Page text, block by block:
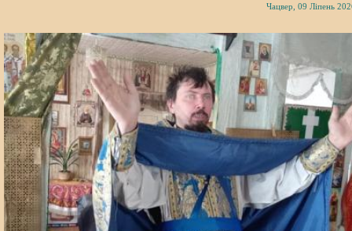
Чацвер, 09 Ліпень